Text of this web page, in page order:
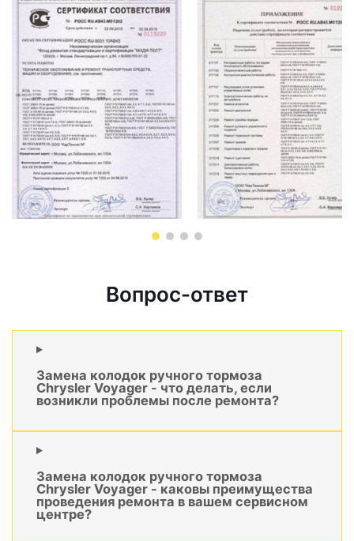
Вопрос-ответ
Замена колодок ручного тормоза
Chrysler Voyager - что делать, если
возникли проблемы после ремонта?
Замена колодок ручного тормоза
Chrysler Voyager - каковы преимущества
проведения ремонта в вашем сервисном
центре?